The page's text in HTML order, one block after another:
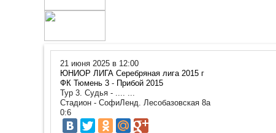
21 июня 2025 в 12:00
ЮНИОР ЛИГА Серебряная лига 2015 г
ФК Тюмень 3 - Прибой 2015
Тур 3. Судья - .... ...
Стадион - СофиЛенд. Лесобазовская 8а
0:6